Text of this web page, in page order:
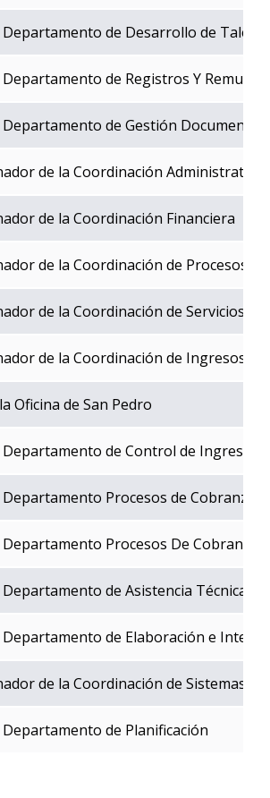
Departamento de Desarrollo de
Departamento de Registros Y
Departamento de Gestión Documental
de la Coordinación Administrativa
de la Coordinación Financiera
de la Coordinación de Procesos y
de la Coordinación de Servicios al
de la Coordinación de Ingresos
Oficina de San Pedro
Departamento de Control de Ingresos
Departamento Procesos de Cobranza -
Departamento Procesos De Cobranza
Departamento de Asistencia Técnica
Departamento de Elaboración e
de la Coordinación de Sistemas
Departamento de Planificación